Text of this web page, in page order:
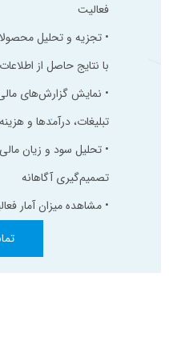
فعالیت
• تجزیه و تحلیل
با نتایج حاصل از
• نمایش گزارش‌های
تبلیغات، درآمدها و
• تحلیل سود و زیان مالی
تصمیم‌گیری آگاهانه
• مشاهده میزان آمار